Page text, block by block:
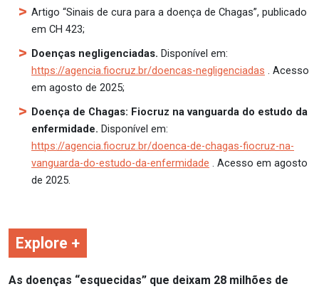
Artigo “Sinais de cura para a doença de Chagas”, publicado
em CH 423;
Doenças negligenciadas. Disponível em:
https://agencia.fiocruz.br/doencas-negligenciadas . Acesso
em agosto de 2025;
Doença de Chagas: Fiocruz na vanguarda do estudo da
enfermidade. Disponível em:
https://agencia.fiocruz.br/doenca-de-chagas-fiocruz-na-
vanguarda-do-estudo-da-enfermidade . Acesso em agosto
de 2025.
Explore +
As doenças “esquecidas” que deixam 28 milhões de